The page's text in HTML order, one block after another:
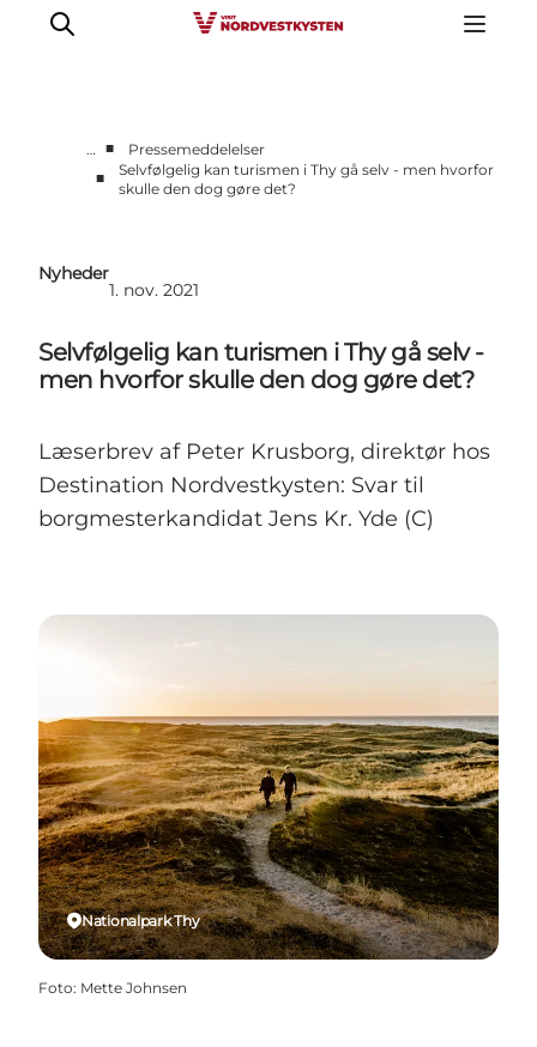
Erhverv
Kontakt
Presse
… ■
Pressemeddelelser
■
Selvfølgelig kan turismen i Thy gå selv - men hvorfor
skulle den dog gøre det?
Nyheder
1. nov. 2021
Selvfølgelig kan turismen i Thy gå selv -
men hvorfor skulle den dog gøre det?
Læserbrev af Peter Krusborg, direktør hos
Destination Nordvestkysten: Svar til
borgmesterkandidat Jens Kr. Yde (C)
Nationalpark Thy
Foto: Mette Johnsen